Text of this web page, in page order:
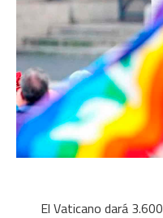
El Vaticano dará